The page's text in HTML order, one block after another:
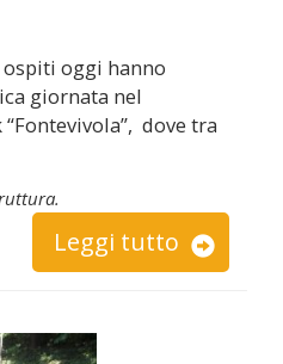
oggi hanno
giornata nel
dove tra
Leggi tutto